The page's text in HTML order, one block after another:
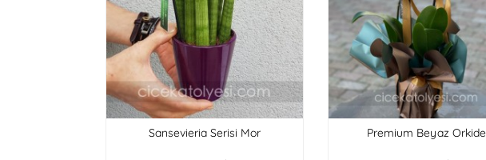
Sansevieria Serisi Mor Premium Beyaz Orkide